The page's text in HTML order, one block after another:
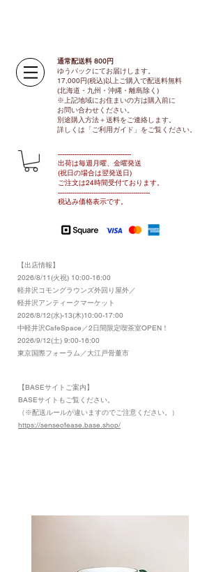
通常配送料 800円​
ゆうパックにてお届けします。
17,000円(税込)以上ご購入で配送料無料
(北海道・九州・沖縄・離島除く)
※上記地域にお住まいの方は購入前に
お問い合わせください。
別途購入方法＋送料をご連絡します。
​​詳しくは「ご利用ガイド」をご覧ください。
​-----------------------------------
出荷は毎週月曜、金曜発送
(祝日の場合は翌発送日)
ご注文は24時間受付ております​。
-------------------------------​-------​------
​税込み価格表示です。
【出店情報】
2026/8/11(火祝) 10:00-16:00
​軽井沢コモングラウンズ外回り屋外／
軽井沢アンティークマーケット
2026/8/12(水)-13(木)10:00-17:00
​中軽井沢CafeSpace／2日間限定喫茶室OPEN！
2026/9/12(土) 9:00-16:00
東京国際フォーラム／大江戸骨董市
【BASEサイトご案内】
​BASEサイトもご覧ください。
（※配送ルールが違いますのでご注意ください。）
https://senseofease.base.shop/